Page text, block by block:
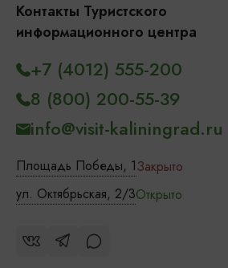
Контакты Туристского
информационного центра
Площадь Победы, 1Закрыто
ул. Октябрьская, 2/3Открыто
+7 (4012) 555-200
8 (800) 200-55-39
info@visit-kaliningrad.ru